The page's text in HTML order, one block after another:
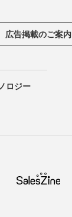
広告掲載のご案内
ロジー